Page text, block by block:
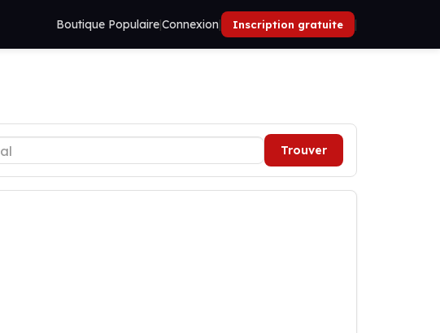
Boutique Populaire|Connexion| Inscription gratuite |
Trouver